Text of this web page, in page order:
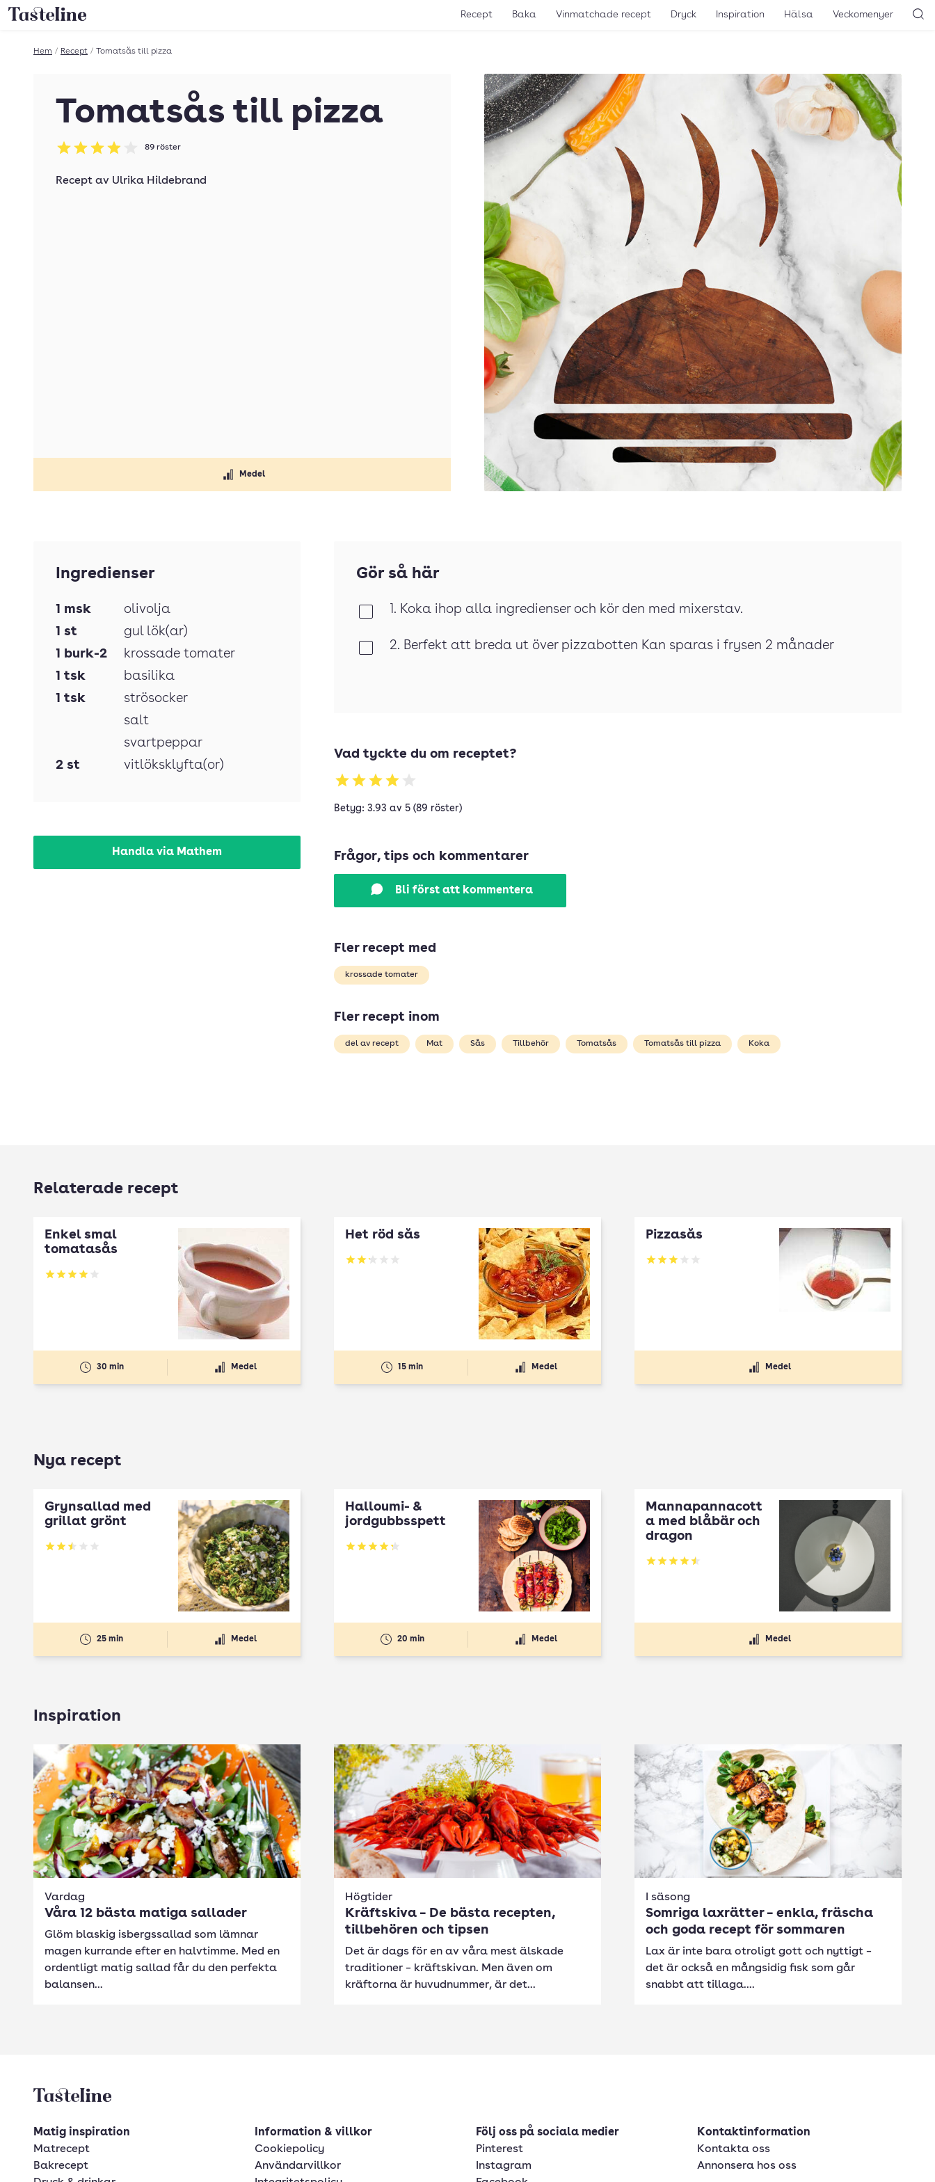
Till Tastelines startsida Recept Baka Vinmatchade recept Dryck Inspiration Hälsa Veckomenyer
Hem / Recept / Tomatsås till pizza
Tomatsås till pizza
Betyg: 3.93 av 5
89 röster
Medel
Recept av Ulrika Hildebrand
Ingredienser
1 msk
olivolja
1 st
gul lök(ar)
1 burk-2
krossade tomater
1 tsk
basilika
1 tsk
strösocker
salt
svartpeppar
2 st vitlöksklyfta(or)
Handla via Mathem
Gör så här
1. Koka ihop alla ingredienser och kör den med mixerstav.
2. Berfekt att breda ut över pizzabotten Kan sparas i frysen 2 månader
Vad tyckte du om receptet?
Betyg: 3.93 av 5 (89 röster)
Frågor, tips och kommentarer
Bli först att kommentera
Fler recept med
krossade tomater
Fler recept inom
del av recept Mat Sås Tillbehör Tomatsås Tomatsås till pizza Koka
Relaterade recept
Enkel smal
tomatasås
Betyg: 4 av 5
30 min Medel
Het röd sås
Betyg: 2.17 av 5
15 min Medel
Pizzasås
Betyg: 3 av 5
Medel
Nya recept
Grynsallad med
grillat grönt
Betyg: 2.5 av 5
25 min Medel
Halloumi- &
jordgubbsspett
Betyg: 4.3 av 5
20 min Medel
Mannapannacott
a med blåbär och
dragon
Betyg: 4.5 av 5
Medel
Inspiration
Vardag
Våra 12 bästa matiga sallader
Glöm blaskig isbergssallad som lämnar
magen kurrande efter en halvtimme. Med en
ordentligt matig sallad får du den perfekta
balansen...
Högtider
Kräftskiva – De bästa recepten,
tillbehören och tipsen
Det är dags för en av våra mest älskade
traditioner – kräftskivan. Men även om
kräftorna är huvudnummer, är det...
I säsong
Somriga laxrätter – enkla, fräscha
och goda recept för sommaren
Lax är inte bara otroligt gott och nyttigt –
det är också en mångsidig fisk som går
snabbt att tillaga....
Tasteline startsida
Matig inspiration
Matrecept
Bakrecept
Information & villkor
Cookiepolicy
Användarvillkor
Följ oss på sociala medier
Pinterest
Instagram
Kontaktinformation
Kontakta oss
Annonsera hos oss